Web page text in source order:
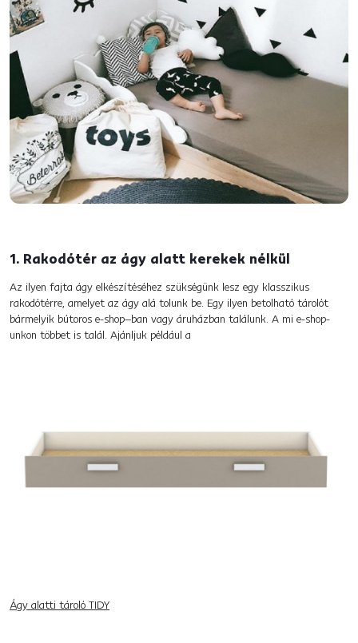
1. Rakodótér az ágy alatt kerekek nélkül
Az ilyen fajta ágy elkészítéséhez szükségünk lesz egy klasszikus
rakodótérre, amelyet az ágy alá tolunk be. Egy ilyen betolható tárolót
bármelyik bútoros e-shop–ban vagy áruházban találunk. A mi e-shop-
unkon többet is talál. Ajánljuk például a
Ágy alatti tároló TIDY